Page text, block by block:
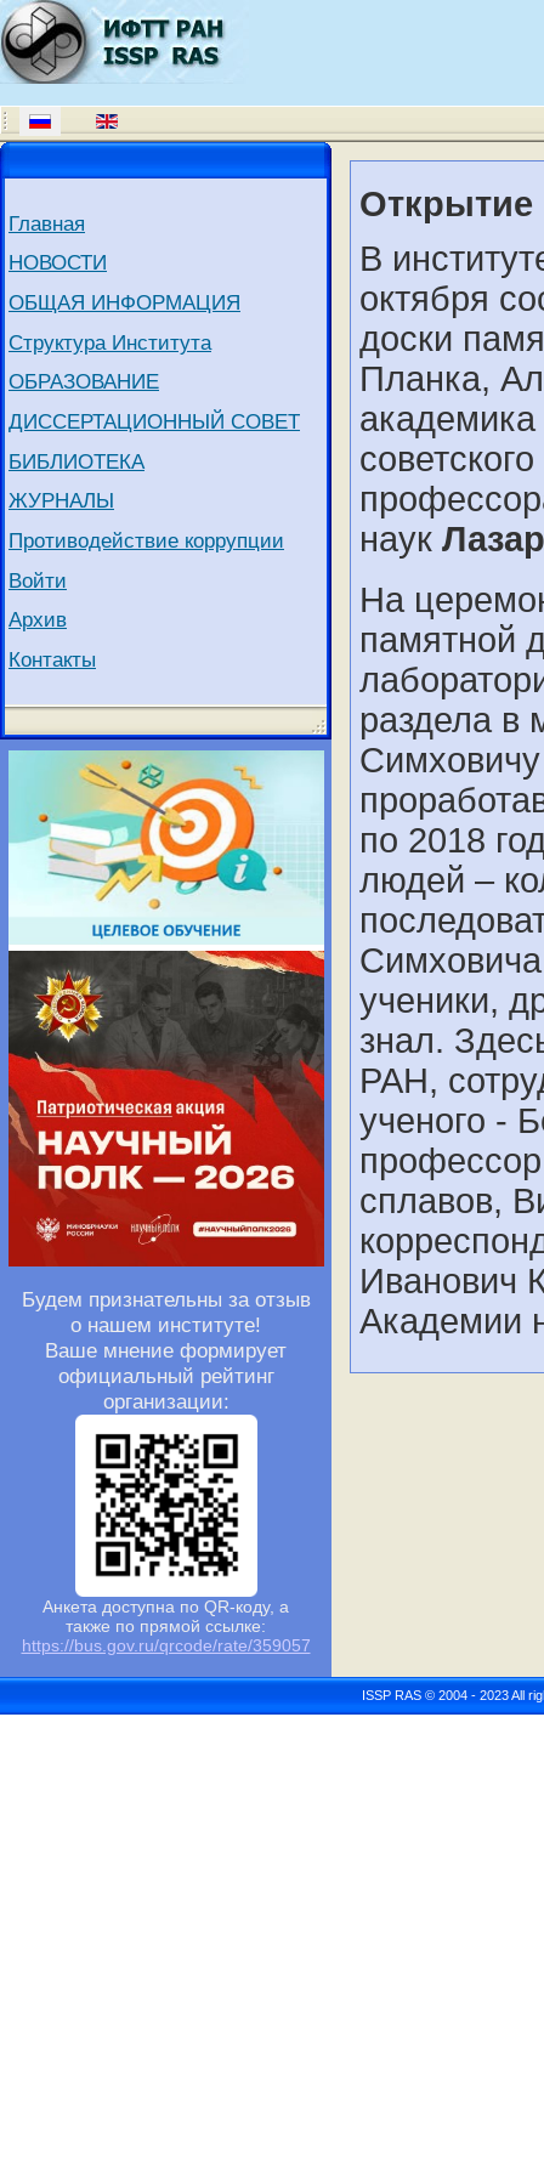
Главная
НОВОСТИ
ОБЩАЯ ИНФОРМАЦИЯ
Структура Института
ОБРАЗОВАНИЕ
ДИССЕРТАЦИОННЫЙ СОВЕТ
БИБЛИОТЕКА
ЖУРНАЛЫ
Противодействие коррупции
Войти
Архив
Контакты
Будем признательны за отзыв
о нашем институте!
Ваше мнение формирует
официальный рейтинг
организации:
Анкета доступна по QR-коду, а
также по прямой ссылке:
https://bus.gov.ru/qrcode/rate/359057
Открытие
В
октября
доски
Планка,
наук
На
памятной
раздела в
по 2018
людей –
ученики,
знал.
РАН,
ученого -
профессор
сплавов,
Иванович
Академии
ISSP RAS © 2004 - 2023 All